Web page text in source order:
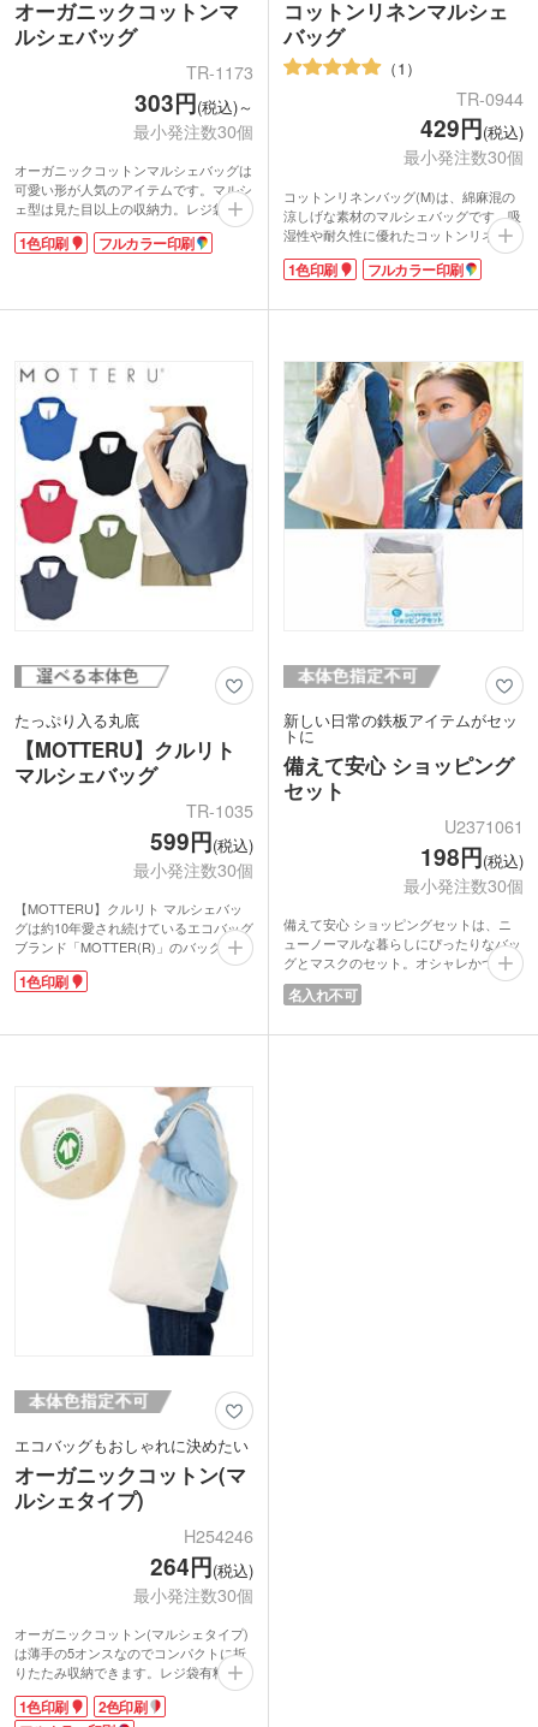
オーガニックコットンマ
ルシェバッグ
TR-1173
303円(税込)～
最小発注数30個
オーガニックコットンマルシェバッグは
可愛い形が人気のアイテムです。マルシ
ェ型は見た目以上の収納力。レジ袋と同
じ形状でお買い物バッグとしてはもちろ
んサブバッグとしてデイリーに使えま
すすめのエコノベルティです。
バッグ本体に1色またはフルカラーで印
刷できます。ショップのロゴやイラスト
を名入れしてオリジナルのエコバッグを
制作できます。アパレルや美容サロンの
記念品、雑貨店の購入特典にいかがでし
ょうか。
1色印刷 フルカラー印刷
コットンリネンマルシェ
バッグ
1
TR-0944
429円(税込)
最小発注数30個
コットンリネンバッグ(M)は、綿麻混の
涼しげな素材のマルシェバッグです。吸
湿性や耐久性に優れたコットンリネン生
地は、サラサラしていて涼しげな印象。
軽くてコンパクトなのにA4サイズのファ
段の買い物から通勤・通学のサブバッグ
デザイン性も兼ねそなえたマルシェバッ
グは、アパレル業界でも大注目!企業名
やショップのロゴを名入れして、オリジ
ナルのバッグを制作してみませんか。
1色印刷 フルカラー印刷
たっぷり入る丸底
【MOTTERU】クルリト
マルシェバッグ
TR-1035
599円(税込)
最小発注数30個
【MOTTERU】クルリト マルシェバッ
グは約10年愛され続けているエコバッグ
ブランド「MOTTER(R)」のバッグに名
入れができるアイテム。おしゃれに持て
る人気のマルシェ型で、かさばる荷物が
ます。
小売店での販売実績もある商品でクオリ
ティが高く、販売用としてもオススメの
アイテムです。
※動画の商品はクルリト フラットバッグ
1色印刷
新しい日常の鉄板アイテムがセッ
トに
備えて安心 ショッピング
セット
U2371061
198円(税込)
最小発注数30個
備えて安心 ショッピングセットは、ニ
ューノーマルな暮らしにぴったりなバッ
グとマスクのセット。オシャレかつ実用
的で人気のマルシェバッグは、毎日のお
買い物に欠かせないエコバッグに。コン
も便利です。ウイルス対策、花粉対策で
名入れ不可
エコバッグもおしゃれに決めたい
オーガニックコットン(マ
ルシェタイプ)
H254246
264円(税込)
最小発注数30個
オーガニックコットン(マルシェタイプ)
は薄手の5オンスなのでコンパクトに折
りたたみ収納できます。レジ袋有料化で
必需品となったエコバッグとしても使え
ます。
1色印刷
2色印刷